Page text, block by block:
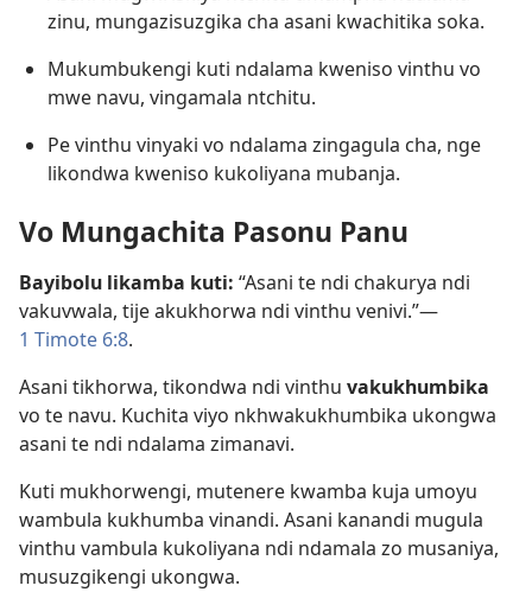
zinu, mungazisuzgika cha asani kwachitika soka.
Mukumbukengi kuti ndalama kweniso vinthu vo
mwe navu, vingamala ntchitu.
Pe vinthu vinyaki vo ndalama zingagula cha, nge
likondwa kweniso kukoliyana mubanja.
Vo Mungachita Pasonu Panu
Bayibolu likamba kuti: “Asani te ndi chakurya ndi
vakuvwala, tije akukhorwa ndi vinthu venivi.”​—
1 Timote 6:8.
Asani tikhorwa, tikondwa ndi vinthu vakukhumbika
vo te navu. Kuchita viyo nkhwakukhumbika ukongwa
asani te ndi ndalama zimanavi.
Kuti mukhorwengi, mutenere kwamba kuja umoyu
wambula kukhumba vinandi. Asani kanandi mugula
vinthu vambula kukoliyana ndi ndamala zo musaniya,
musuzgikengi ukongwa.